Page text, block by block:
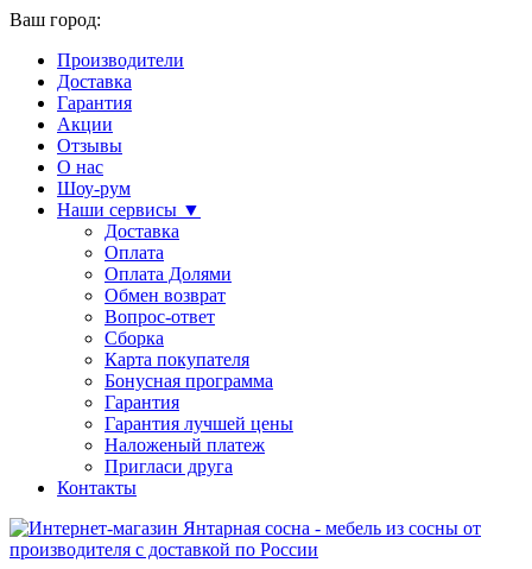
Ваш город:
Производители
Доставка
Гарантия
Акции
Отзывы
О нас
Шоу-рум
Наши сервисы ▼
Доставка
Оплата
Оплата Долями
Обмен возврат
Вопрос-ответ
Сборка
Карта покупателя
Бонусная программа
Гарантия
Гарантия лучшей цены
Наложеный платеж
Пригласи друга
Контакты